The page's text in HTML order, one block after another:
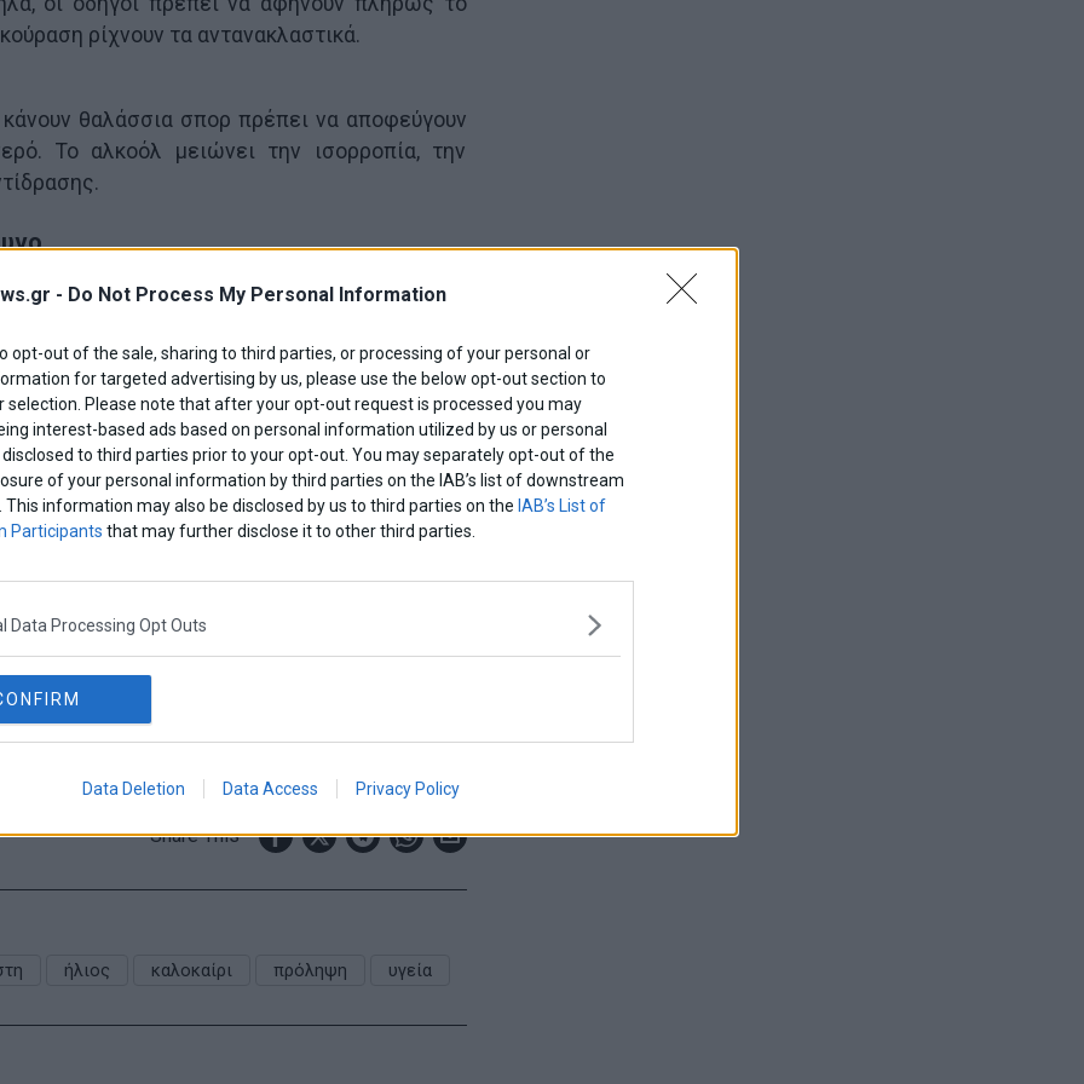
- Do Not Process My Personal Information
opt-out of the sale, sharing to third parties, or processing of your personal or
for targeted advertising by us, please use the below opt-out section to
selection. Please note that after your opt-out request is processed you may
interest-based ads based on personal information utilized by us or personal
to third parties prior to your opt-out. You may separately opt-out of the
of your personal information by third parties on the IAB’s list of downstream
This information may also be disclosed by us to third parties on the IAB’s List of
Participants that may further disclose it to other third parties.
Data Processing Opt Outs
Data Deletion Data Access Privacy Policy
ρίχνουν τα αντανακλαστικά.
θαλάσσια σπορ πρέπει να αποφεύγουν
Το αλκοόλ μειώνει την ισορροπία, την
νερό, σκιά και μέτρο. Για κάθε ποτό, καλό
νερό. Παράλληλα, το φαγητό βοηθά το σώμα να
ποτό με άδειο στομάχι φέρνει πιο γρήγορα
αλκοόλ στο πρόγραμμα τις ώρες με τη
το καπέλο, η σκιά και τα ελαφριά ρούχα
σώμα κρατά καλύτερη ισορροπία.
ζάλη, σύγχυση, ναυτία, γρήγορο σφυγμό ή
σε δροσερό χώρο. Παράλληλα, πρέπει να
Αν τα συμπτώματα επιμείνουν, πρέπει να
θέλει υπερβολές. Με νερό, σκιά και μέτρο,
τους κινδύνους.
Share This
ήλιος καλοκαίρι πρόληψη υγεία